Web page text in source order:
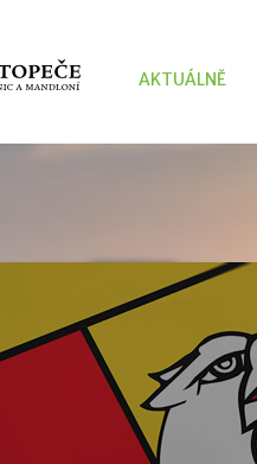
AKTUÁLNĚ